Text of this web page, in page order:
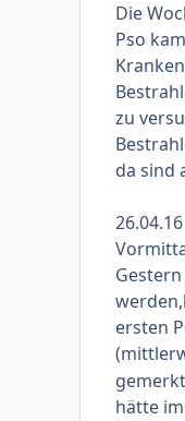
Die
Pso
zu
da sind
26.04.16
ersten
hätte